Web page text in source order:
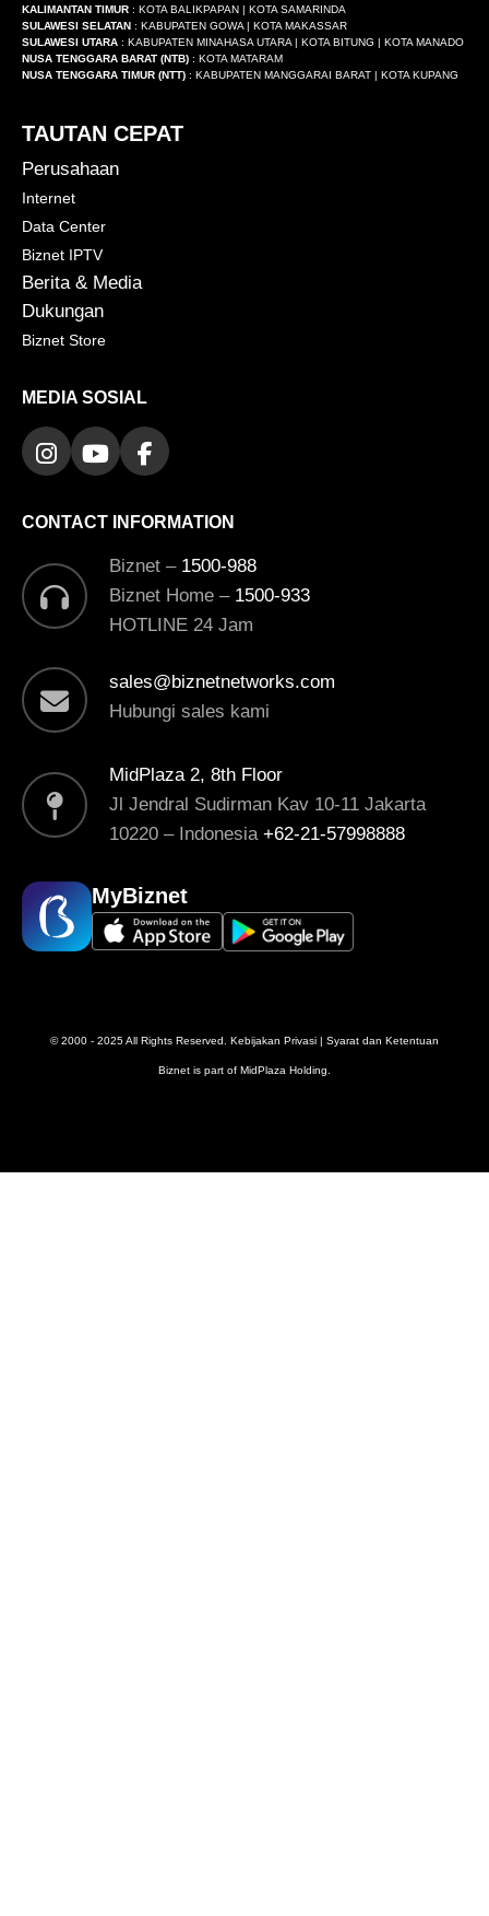
KALIMANTAN TIMUR : KOTA BALIKPAPAN | KOTA SAMARINDA
SULAWESI SELATAN : KABUPATEN GOWA | KOTA MAKASSAR
SULAWESI UTARA : KABUPATEN MINAHASA UTARA | KOTA BITUNG | KOTA MANADO
NUSA TENGGARA BARAT (NTB) : KOTA MATARAM
NUSA TENGGARA TIMUR (NTT) : KABUPATEN MANGGARAI BARAT | KOTA KUPANG
TAUTAN CEPAT
Perusahaan
Internet
Data Center
Biznet IPTV
Berita & Media
Dukungan
Biznet Store
MEDIA SOSIAL
CONTACT INFORMATION
Biznet – 1500-988
Biznet Home – 1500-933
HOTLINE 24 Jam
sales@biznetnetworks.com
Hubungi sales kami
MidPlaza 2, 8th Floor
Jl Jendral Sudirman Kav 10-11 Jakarta
10220 – Indonesia+62-21-57998888
MyBiznet
© 2000 - 2025 All Rights Reserved. Kebijakan Privasi | Syarat dan Ketentuan
Biznet is part of MidPlaza Holding